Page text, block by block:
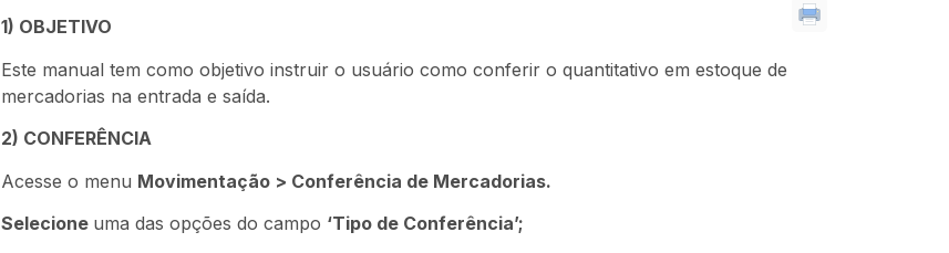
1) OBJETIVO
Este manual tem como objetivo instruir o usuário como conferir o quantitativo em estoque de
mercadorias na entrada e saída.
2) CONFERÊNCIA
Acesse o menu Movimentação > Conferência de Mercadorias.
Selecione uma das opções do campo ‘Tipo de Conferência’;